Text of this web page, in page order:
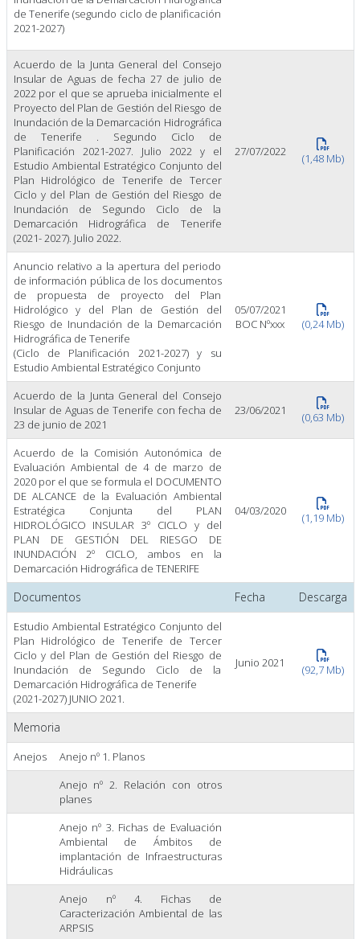
de Tenerife (segundo ciclo de planificación
2021-2027)
Acuerdo de la Junta General del Consejo
Insular de Aguas de fecha 27 de julio de
2022 por el que se aprueba inicialmente el
Proyecto del Plan de Gestión del Riesgo de
Inundación de la Demarcación Hidrográfica
de Tenerife . Segundo Ciclo de
Planificación 2021-2027. Julio 2022 y el
Estudio Ambiental Estratégico Conjunto del
Plan Hidrológico de Tenerife de Tercer
Ciclo y del Plan de Gestión del Riesgo de
Inundación de Segundo Ciclo de la
Demarcación Hidrográfica de Tenerife
(2021- 2027). Julio 2022.
27/07/2022 (1,48 Mb)
Anuncio relativo a la apertura del periodo
de información pública de los documentos
de propuesta de proyecto del Plan
Hidrológico y del Plan de Gestión del
Riesgo de Inundación de la Demarcación
Hidrográfica de Tenerife
(Ciclo de Planificación 2021-2027) y su
Estudio Ambiental Estratégico Conjunto
05/07/2021
BOC Nºxxx
(0,24 Mb)
Acuerdo de la Junta General del Consejo
Insular de Aguas de Tenerife con fecha de
23 de junio de 2021
23/06/2021 (0,63 Mb)
Acuerdo de la Comisión Autonómica de
Evaluación Ambiental de 4 de marzo de
2020 por el que se formula el DOCUMENTO
DE ALCANCE de la Evaluación Ambiental
Estratégica Conjunta del PLAN
HIDROLÓGICO INSULAR 3º CICLO y del
PLAN DE GESTIÓN DEL RIESGO DE
INUNDACIÓN 2º CICLO, ambos en la
Demarcación Hidrográfica de TENERIFE
04/03/2020 (1,19 Mb)
Documentos Fecha Descarga
Estudio Ambiental Estratégico Conjunto del
Plan Hidrológico de Tenerife de Tercer
Ciclo y del Plan de Gestión del Riesgo de
Inundación de Segundo Ciclo de la
Demarcación Hidrográfica de Tenerife
(2021-2027) JUNIO 2021.
Junio 2021 (92,7 Mb)
Memoria
Anejos
Anejo nº 1. Planos
Anejo nº 2. Relación con otros
planes
Anejo nº 3. Fichas de Evaluación
Ambiental de Ámbitos de
implantación de Infraestructuras
Hidráulicas
Anejo nº 4. Fichas de
Caracterización Ambiental de las
ARPSIS